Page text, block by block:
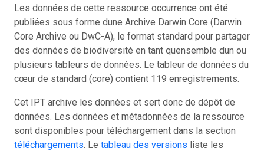
Les données de cette ressource occurrence ont été
publiées sous forme dune Archive Darwin Core (Darwin
Core Archive ou DwC-A), le format standard pour partager
des données de biodiversité en tant quensemble dun ou
plusieurs tableurs de données. Le tableur de données du
cœur de standard (core) contient 119 enregistrements.
Cet IPT archive les données et sert donc de dépôt de
données. Les données et métadonnées de la ressource
sont disponibles pour téléchargement dans la section
téléchargements. Le tableau des versions liste les